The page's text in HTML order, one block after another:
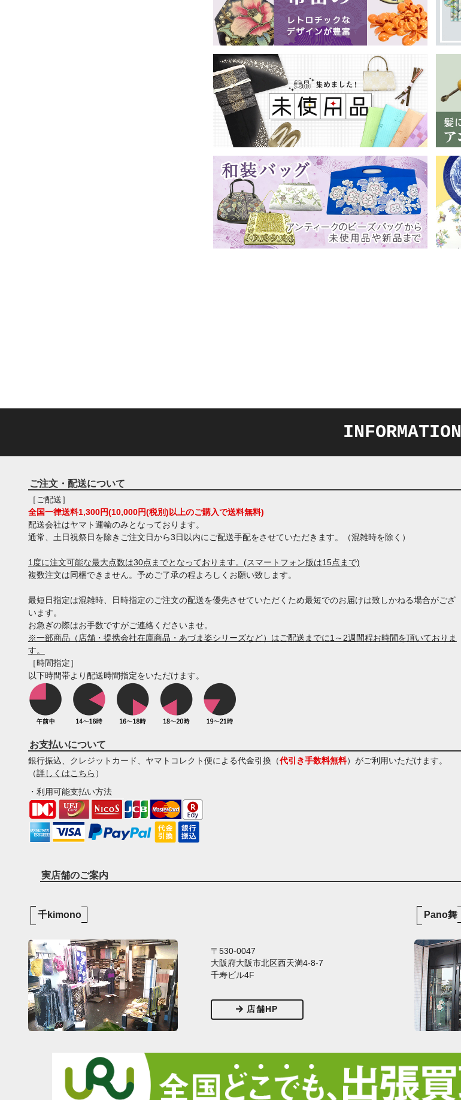
INFORMATION
ご注文・配送について
［ご配送］
全国一律送料1,300円(10,000円(税別)以上のご購入で送料無料)
配送会社はヤマト運輸のみとなっております。
通常、土日祝祭日を除きご注文日から3日以内にご配送手配をさせていただきます。（混雑時を除く）
1度に注文可能な最大点数は30点までとなっております。(スマートフォン版は15点まで)
複数注文は同梱できません。予めご了承の程よろしくお願い致します。
最短日指定は混雑時、日時指定のご注文の配送を優先させていただくため最短でのお届けは致しかねる場合がござ
います。
お急ぎの際はお手数ですがご連絡くださいませ。
※一部商品（店舗・提携会社在庫商品・あづま姿シリーズなど）はご配送までに1～2週間程お時間を頂いておりま
す。
［時間指定］
以下時間帯より配送時間指定をいただけます。
お支払いについて
銀行振込、クレジットカード、ヤマトコレクト便による代金引換（代引き手数料無料） がご利用いただけます。
（詳しくはこちら ）
・利用可能支払い方法
実店舗のご案内
千kimono
〒530-0047
大阪府大阪市北区西天満4-8-7
千寿ビル4F
店舗HP
Pano舞